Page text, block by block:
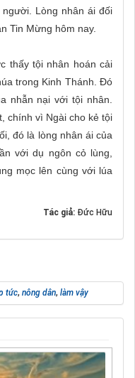
Lòng nhân ái đối
Tin Mừng hôm nay.
thấy tội nhân hoán cải
trong Kinh Thánh. Đó
nhẫn nại với tội nhân.
chính vì Ngài cho kẻ tội
đó là lòng nhân ái của
với dụ ngôn cỏ lùng,
mọc lên cùng với lúa
Tác giả: Đức Hữu
tức, nông dân, làm vậy